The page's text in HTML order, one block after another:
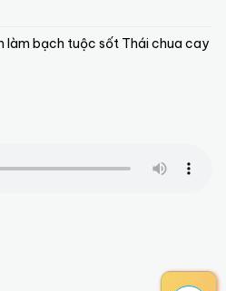
làm bạch tuộc sốt Thái chua cay